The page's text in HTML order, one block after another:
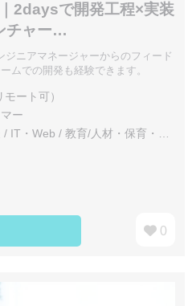
2daysで開発工程×実装
チャー…
ニアマネージャーからのフィード
ムでの開発も経験できます。
ート可）
ー
/ IT・Web /教育/人材・保育・医療/介護/福祉
0